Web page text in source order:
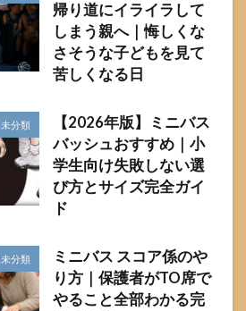
帰り道にイライラして
しまう親へ｜悔しくな
さそうな子どもを見て
苦しくなる日
未分類
【2026年版】ミニバス
バッシュおすすめ｜小
学生向け失敗しない選
び方とサイズ完全ガイ
ド
未分類
ミニバス スコア係のや
り方｜保護者がTO席で
やること全部わかる完